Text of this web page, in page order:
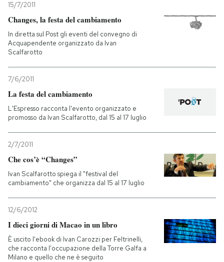
CALENDARIO
AREA PERSONALE
15/7/2011
Changes, la festa del cambiamento
In diretta sul Post gli eventi del convegno di
Acquapendente organizzato da Ivan
Scalfarotto
7/6/2011
La festa del cambiamento
L'Espresso racconta l'evento organizzato e
promosso da Ivan Scalfarotto, dal 15 al 17 luglio
2/7/2011
Che cos’è “Changes”
Ivan Scalfarotto spiega il "festival del
cambiamento" che organizza dal 15 al 17 luglio
12/6/2012
I dieci giorni di Macao in un libro
È uscito l'ebook di Ivan Carozzi per Feltrinelli,
che racconta l'occupazione della Torre Galfa a
Milano e quello che ne è seguito